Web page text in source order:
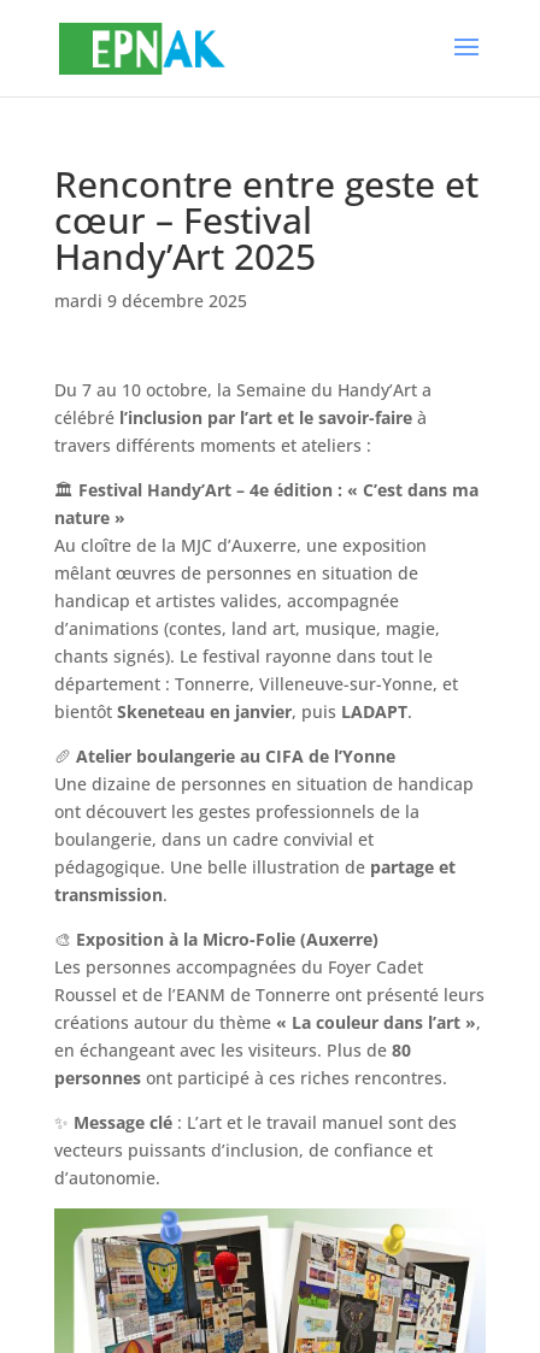
Rencontre entre geste et
cœur – Festival
Handy’Art 2025
mardi 9 décembre 2025
Du 7 au 10 octobre, la Semaine du Handy’Art a
célébré l’inclusion par l’art et le savoir-faireà
travers différents moments et ateliers :
🏛 Festival Handy’Art – 4e édition : « C’est dans ma
nature »
Au cloître de la MJC d’Auxerre, une exposition
mêlant œuvres de personnes en situation de
handicap et artistes valides, accompagnée
d’animations (contes, land art, musique, magie,
chants signés). Le festival rayonne dans tout le
département : Tonnerre, Villeneuve-sur-Yonne, et
bientôt Skeneteau en janvier, puis LADAPT.
🥖 Atelier boulangerie au CIFA de l’Yonne
Une dizaine de personnes en situation de handicap
ont découvert les gestes professionnels de la
boulangerie, dans un cadre convivial et
pédagogique. Une belle illustration de partage et
transmission.
🎨 Exposition à la Micro-Folie (Auxerre)
Les personnes accompagnées du Foyer Cadet
Roussel et de l’EANM de Tonnerre ont présenté leurs
créations autour du thème « La couleur dans l’art »,
en échangeant avec les visiteurs. Plus de 80
personnesont participé à ces riches rencontres.
✨ Message clé: L’art et le travail manuel sont des
vecteurs puissants d’inclusion, de confiance et
d’autonomie.